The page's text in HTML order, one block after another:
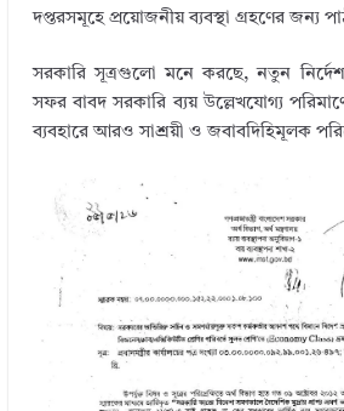
দপ্তরসমূহে প্রয়োজনীয় ব্যবস্থা গ্রহণের জন্য
সরকারি সূত্রগুলো মনে করছে, নতুন
সফর বাবদ সরকারি ব্যয় উল্লেখযোগ্য
ব্যবহারে আরও সাশ্রয়ী ও জবাবদিহিমূলক